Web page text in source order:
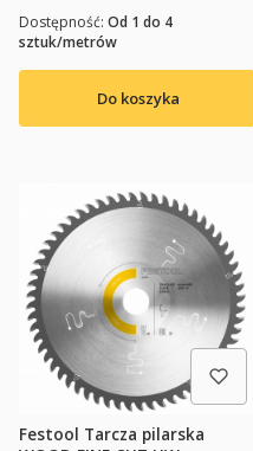
Do koszyka
Dostępność: Od 1 do 4
sztuk/metrów
Festool Tarcza pilarska